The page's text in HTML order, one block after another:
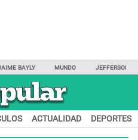
BAYLY MUNDO JEFFERSON
ACTUALIDAD DEPORTES